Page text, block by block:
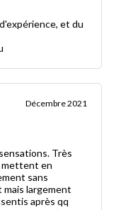
et du
Décembre 2021
Très
mettent en
sans
largement
après qq